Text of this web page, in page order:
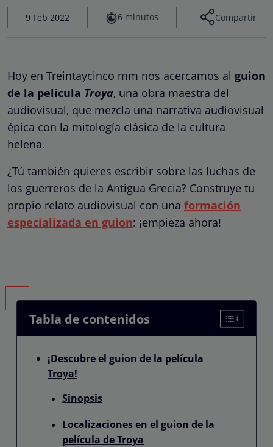
9 Feb 2022 6 minutos Compartir
Hoy en Treintaycinco mm nos acercamos al guion
de la película Troya, una obra maestra del
audiovisual, que mezcla una narrativa audiovisual
épica con la mitología clásica de la cultura
helena.
¿Tú también quieres escribir sobre las luchas de
los guerreros de la Antigua Grecia? Construye tu
propio relato audiovisual con una formación
especializada en guion: ¡empieza ahora!
Tabla de contenidos
¡Descubre el guion de la película
Troya!
Sinopsis
Localizaciones en el guion de la
película de Troya